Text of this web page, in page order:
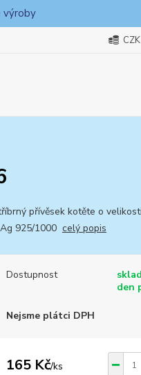
výroby
přívěsek kotěte o
925/1000 celý popis
Dostupnost
den
Nejsme plátci DPH
165 Kč/ks